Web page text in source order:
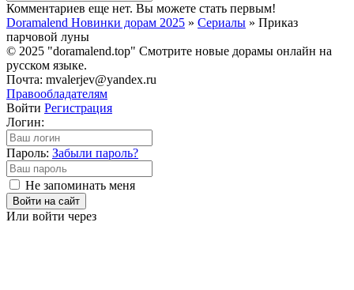
Комментариев еще нет. Вы можете стать первым!
Doramalend Новинки дорам 2025 » Сериалы » Приказ
парчовой луны
© 2025 "doramalend.top" Смотрите новые дорамы онлайн на
русском языке.
Почта: mvalerjev@yandex.ru
Правообладателям
Войти Регистрация
Логин:
Пароль: Забыли пароль?
Не запоминать меня
Войти на сайт
Или войти через